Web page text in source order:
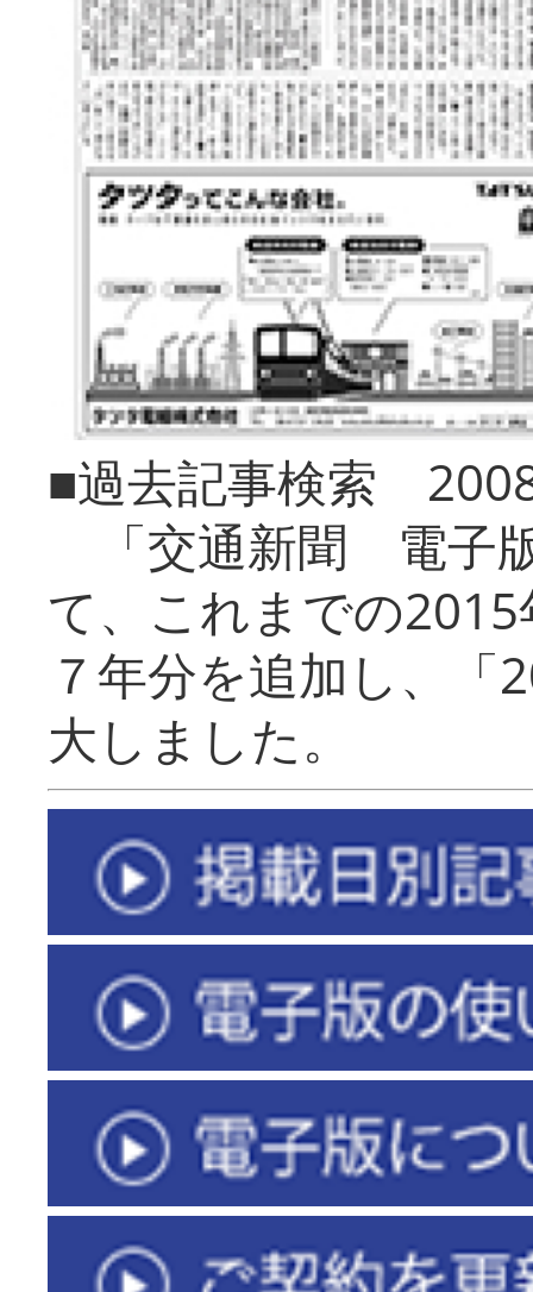
■過去記事検索
「交通新聞 電子
て、これまでの
７年分を追加し、「
大しまし